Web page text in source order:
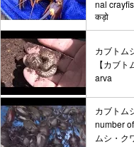
nal
कड़ो
カブトム
【カブ
arva
カブト
number
ムシ・ク